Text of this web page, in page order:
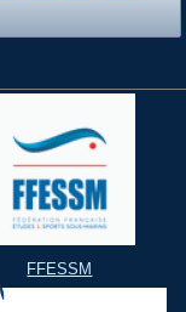
FFESSM